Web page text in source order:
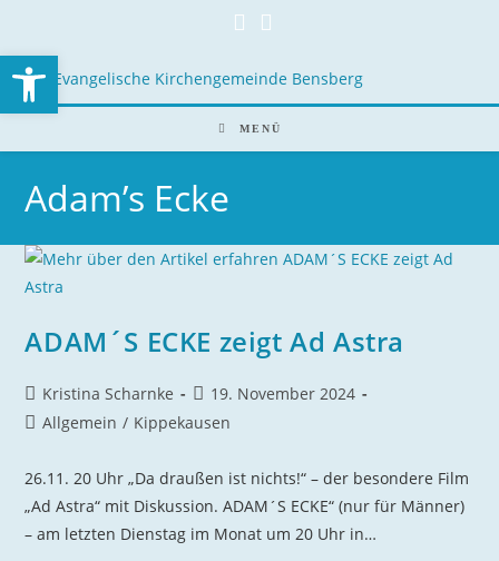
MENÜ
Adam’s Ecke
ADAM´S ECKE zeigt Ad Astra
Kristina Scharnke
19. November 2024
Allgemein / Kippekausen
26.11. 20 Uhr „Da draußen ist nichts!“ – der besondere Film
„Ad Astra“ mit Diskussion. ADAM´S ECKE“ (nur für Männer)
– am letzten Dienstag im Monat um 20 Uhr in…
Open toolbar